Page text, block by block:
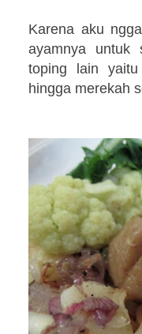
Karena aku
ayamnya untuk
toping lain
hingga merekah